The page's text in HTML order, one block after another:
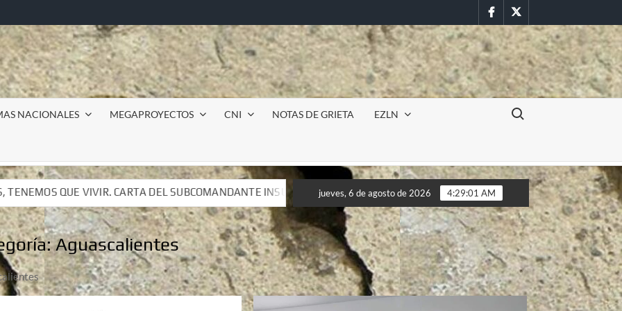
FacebookTwitter
NACIONALES MEGAPROYECTOS CNI NOTAS DE GRIETA EZLN
Buscar:
SUBCOMANDANTE INSURGENTE MOISÉS A LUIS DE TAVIRA
Incursión militar en la UAEM (Morelos) durante paro
SUBCOMANDANTE INSURGENTE MOISÉS A LUIS DE TAVIRA
Incursión militar en la UAEM (Morelos) durante paro
jueves, 6 de agosto de 2026 4:29:04 AM
Aguascalientes